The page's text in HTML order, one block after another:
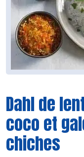
Dahl de
coco et
chiches